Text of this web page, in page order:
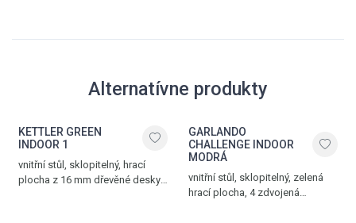
Alternatívne produkty
KETTLER GREEN
INDOOR 1
vnitřní stůl, sklopitelný, hrací
plocha z 16 mm dřevěné desky,
GARLANDO
CHALLENGE INDOOR
MODRÁ
vnitřní stůl, sklopitelný, zelená
hrací plocha, 4 zdvojená